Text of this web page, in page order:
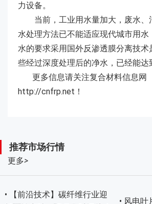
力设备。
当前，工业用水量加大，废水、
水处理方法已不能适应现代城市用水
水的要求采用国外反渗透膜分离技术
些经过深度处理后的净水，已经能达
更多信息请关注复合材料信息网
http://cnfrp.net ！
推荐市场行情
更多>
• 【前沿技术】碳纤维行业迎
• 风电